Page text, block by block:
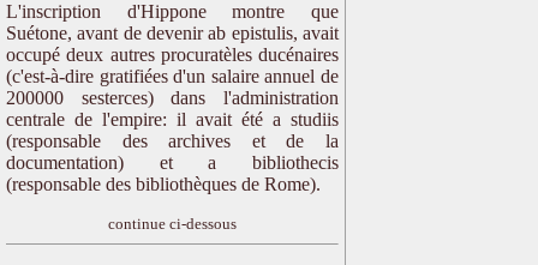
L'inscription d'Hippone montre que
Suétone, avant de devenir ab epistulis, avait
occupé deux autres procuratèles ducénaires
(c'est-à-dire gratifiées d'un salaire annuel de
200000 sesterces) dans l'administration
centrale de l'empire: il avait été a studiis
(responsable des archives et de la
documentation) et a bibliothecis
(responsable des bibliothèques de Rome).
continue ci-dessous